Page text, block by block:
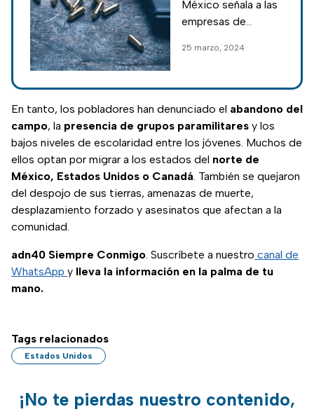
armas en
mantiene 6
México señala a las
empresas de
participar en el
municiones a los
cárteles de droga
mexicanos.
25 marzo, 2024
En tanto, los pobladores han denunciado el abandono del
campo, la presencia de grupos paramilitares y los
bajos niveles de escolaridad entre los jóvenes. Muchos de
ellos optan por migrar a los estados del norte de
México, Estados Unidos o Canadá. También se quejaron
del despojo de sus tierras, amenazas de muerte,
desplazamiento forzado y asesinatos que afectan a la
comunidad.
adn40 Siempre Conmigo. Suscríbete a nuestro canal de
WhatsApp y lleva la información en la palma de tu
mano.
Tags relacionados
Estados Unidos
¡No te pierdas nuestro contenido,